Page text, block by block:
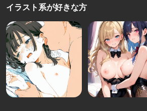
イラスト系が好きな方